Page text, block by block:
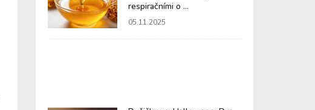
respiračními o ...
05.11.2025